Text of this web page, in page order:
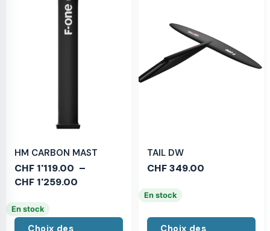
HM CARBON MAST
CHF 1'119.00 –
CHF 1'259.00
En stock
Choix des
TAIL DW
CHF349.00
En stock
Choix des